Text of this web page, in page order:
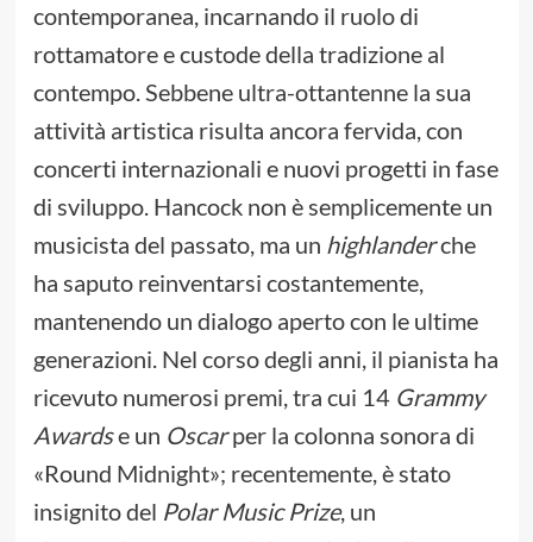
contemporanea, incarnando il ruolo di
rottamatore e custode della tradizione al
contempo. Sebbene ultra-ottantenne la sua
attività artistica risulta ancora fervida, con
concerti internazionali e nuovi progetti in fase
di sviluppo. Hancock non è semplicemente un
musicista del passato, ma un highlanderche
ha saputo reinventarsi costantemente,
mantenendo un dialogo aperto con le ultime
generazioni. Nel corso degli anni, il pianista ha
ricevuto numerosi premi, tra cui 14 Grammy
Awardse un Oscarper la colonna sonora di
«Round Midnight»; recentemente, è stato
insignito del Polar Music Prize, un